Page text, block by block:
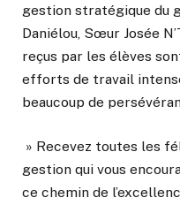
gestion stratégique du
Daniélou, Sœur Josée
reçus par les élèves
efforts de travail
beaucoup de
» Recevez toutes les
gestion qui vous
ce chemin de